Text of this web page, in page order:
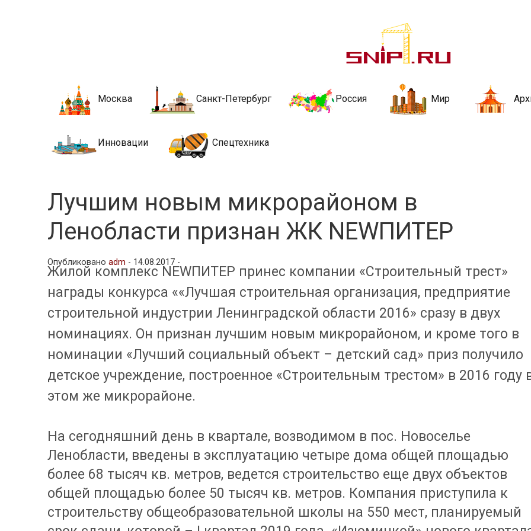
Новости строительства и
стройкой рубрики
Москва Санкт-Петербург Россия Мир
Инновации Спецтехника
Лучшим новым микрорайоном в
Ленобласти признан ЖК NEWПИТЕР
Опубликованоadm - 14.08.2017 -
Жилой комплекс NEWПИТЕР принес компании «Строительный трест»
награды конкурса ««Лучшая строительная организация, предприятие
строительной индустрии Ленинградской области 2016» сразу в двух
номинациях. Он признан лучшим новым микрорайоном, и кроме того в
номинации «Лучший социальный объект – детский сад» приз получило
детское учреждение, построенное «Строительным трестом» в 2016 году
этом же микрорайоне.
На сегодняшний день в квартале, возводимом в пос. Новоселье
Ленобласти, введены в эксплуатацию четыре дома общей площадью
более 68 тысяч кв. метров, ведется строительство еще двух объектов
общей площадью более 50 тысяч кв. метров. Компания приступила к
строительству общеобразовательной школы на 550 мест, планируемый